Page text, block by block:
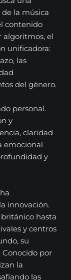
la música
contenido
algoritmos, el
unificadora:
las
del género.
personal.
y
claridad
emocional
y
innovación.
hasta
y centros
su
Conocido por
la
las